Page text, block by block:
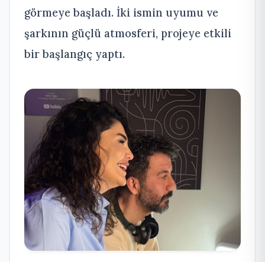
görmeye başladı. İki ismin uyumu ve
şarkının güçlü atmosferi, projeye etkili
bir başlangıç yaptı.